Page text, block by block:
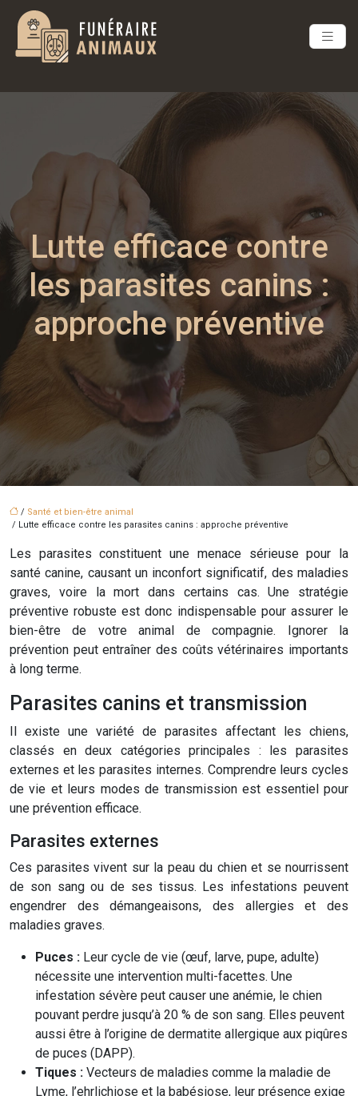
Lutte efficace contre
les parasites canins :
approche préventive
/ Santé et bien-être animal
/ Lutte efficace contre les parasites canins : approche préventive
Les parasites constituent une menace sérieuse pour la
santé canine, causant un inconfort significatif, des maladies
graves, voire la mort dans certains cas. Une stratégie
préventive robuste est donc indispensable pour assurer le
bien-être de votre animal de compagnie. Ignorer la
prévention peut entraîner des coûts vétérinaires importants
à long terme.
Parasites canins et transmission
Il existe une variété de parasites affectant les chiens,
classés en deux catégories principales : les parasites
externes et les parasites internes. Comprendre leurs cycles
de vie et leurs modes de transmission est essentiel pour
une prévention efficace.
Parasites externes
Ces parasites vivent sur la peau du chien et se nourrissent
de son sang ou de ses tissus. Les infestations peuvent
engendrer des démangeaisons, des allergies et des
maladies graves.
Puces : Leur cycle de vie (œuf, larve, pupe, adulte)
nécessite une intervention multi-facettes. Une
infestation sévère peut causer une anémie, le chien
pouvant perdre jusqu’à 20 % de son sang. Elles peuvent
aussi être à l’origine de dermatite allergique aux piqûres
de puces (DAPP).
Tiques : Vecteurs de maladies comme la maladie de
Lyme, l’ehrlichiose et la babésiose, leur présence exige